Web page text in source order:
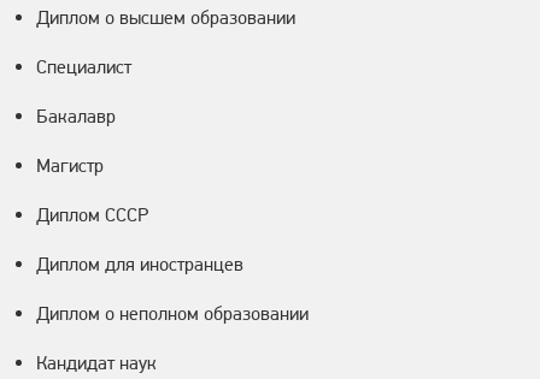
Диплом о высшем образовании
Специалист
Бакалавр
Магистр
Диплом СССР
Диплом для иностранцев
Диплом о неполном образовании
Кандидат наук